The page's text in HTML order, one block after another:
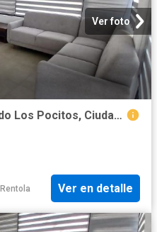
Ver foto
Departamento en renta Ejido Los Pocitos, Ciudad De Aguascalientes
Rentola Ver en detalle